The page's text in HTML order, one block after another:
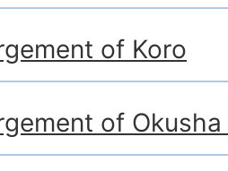
of Koro
of